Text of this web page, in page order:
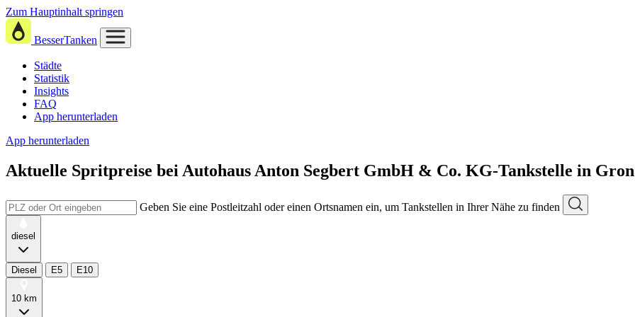
Zum Hauptinhalt springen
BesserTanken
Städte
Statistik
Insights
FAQ
App herunterladen
App herunterladen
Aktuelle Spritpreise bei Autohaus Anton Segbert GmbH & Co. KG-Tankstelle in
Geben Sie eine Postleitzahl oder einen Ortsnamen ein, um Tankstellen in Ihrer Nähe zu finden
diesel
Diesel E5 E10
10 km